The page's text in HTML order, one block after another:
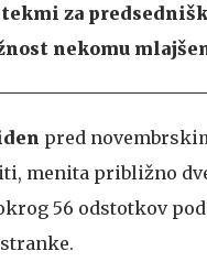
tekmi za
nekomu
pred
menita približno
56 odstotkov